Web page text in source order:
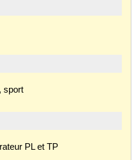
sport
PL et TP